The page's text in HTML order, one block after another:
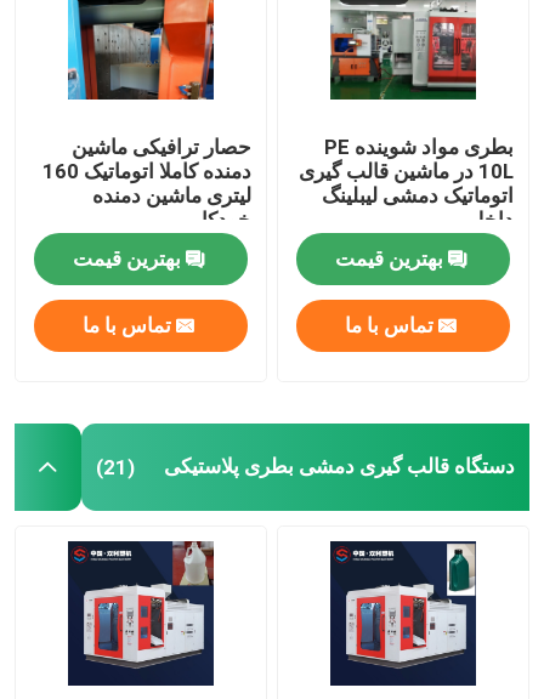
بطری مواد شوینده PE
10L در ماشین قالب گیری
اتوماتیک دمشی لیبلینگ
داخل
بهترین قیمت
تماس با ما
حصار ترافیکی ماشین
دمنده کاملا اتوماتیک 160
لیتری ماشین دمنده
خودکار
بهترین قیمت
تماس با ما
دستگاه قالب گیری دمشی بطری پلاستیکی (21)